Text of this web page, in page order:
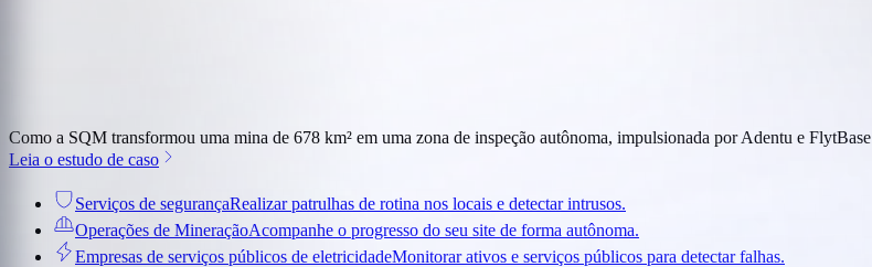
Como a SQM transformou uma mina de 678 km² em uma zona de inspeção autônoma, impulsionada por Adentu e FlytBase
Leia o estudo de caso
Serviços de segurançaRealizar patrulhas de rotina nos locais e detectar intrusos.
Operações de MineraçãoAcompanhe o progresso do seu site de forma autônoma.
Empresas de serviços públicos de eletricidadeMonitorar ativos e serviços públicos para detectar falhas.